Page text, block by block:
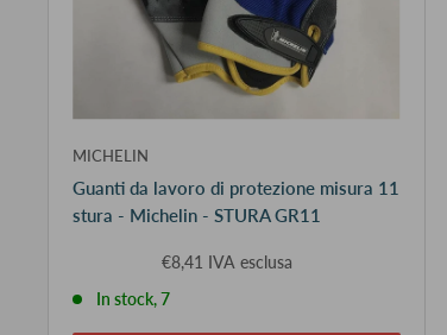
MICHELIN
Guanti da lavoro di protezione misura 11
stura - Michelin - STURA GR11
€8,41 IVA esclusa
In stock, 7